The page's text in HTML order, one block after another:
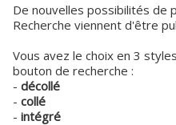
De nouvelles possibilités de personnalisation du module
Recherche viennent d'être
Vous avez le choix en 3
bouton de recherche :
- décollé
- collé
- intégré